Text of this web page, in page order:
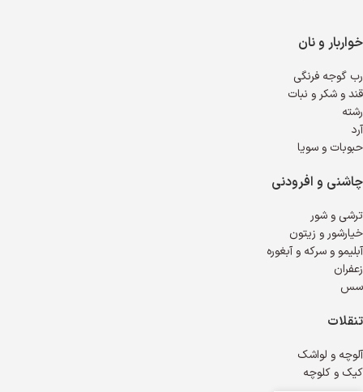
خواربار و نان
رب گوجه فرنگی
قند و شکر و نبات
رشته
آرد
حبوبات و سویا
چاشنی و افرودنی
ترشی و شور
خیارشور و زیتون
آبلیمو و سرکه و آبغوره
زعفران
سس
تنقلات
آلوچه و لواشک
کیک و کلوچه